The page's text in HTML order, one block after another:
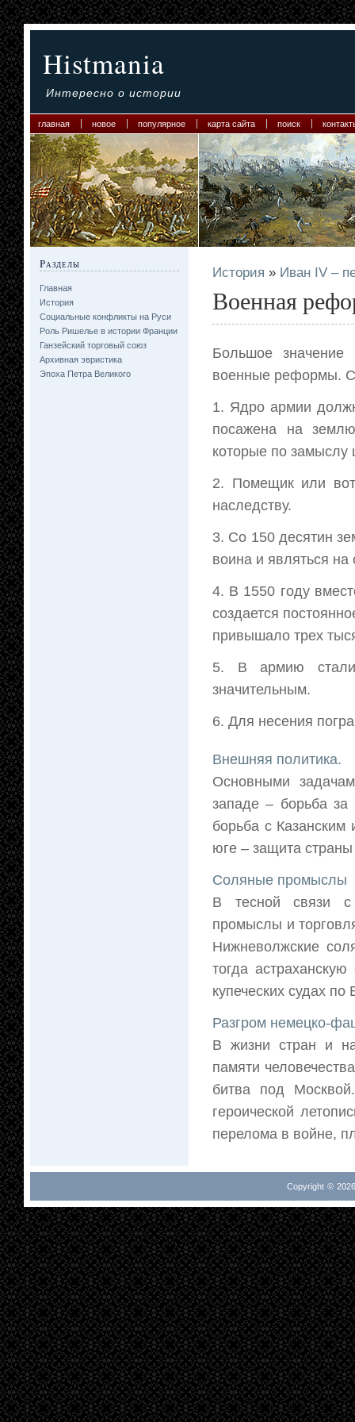
Histmania
Интересно о истории
главная новое популярное карта сайта поиск
Разделы
Главная
История
Социальные конфликты на Руси
Роль Ришелье в истории Франции
Ганзейский торговый союз
Архивная эвристика
Эпоха Петра Великого
История » Иван IV –
Военная
Большое
военные реформы.
1. Ядро армии
посажена на
которые по замыслу
2. Помещик или
наследству.
3. Со 150 десятин
воина и являться
4. В 1550 году
создается
привышало трех
5. В армию стали
значительным.
6. Для несения
Внешняя политика.
Основными
западе – борьба
борьба с
юге – защита
Соляные промыслы
В тесной связи с
промыслы и
Нижневолжские
тогда
купеческих судах
Разгром немецко-
В жизни стран и
памяти
битва под
героической
перелома в войне,
Copyright ©